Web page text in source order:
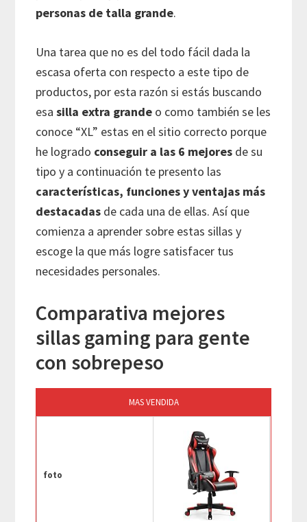
personas de talla grande.
Una tarea que no es del todo fácil dada la
escasa oferta con respecto a este tipo de
productos, por esta razón si estás buscando
esasilla extra grande o como también se les
conoce “XL” estas en el sitio correcto porque
he logrado conseguir a las 6 mejores de su
tipo y a continuación te presento las
características, funciones y ventajas más
destacadas de cada una de ellas. Así que
comienza a aprender sobre estas sillas y
escoge la que más logre satisfacer tus
necesidades personales.
Comparativa mejores
sillas gaming para gente
con sobrepeso
MAS VENDIDA
foto